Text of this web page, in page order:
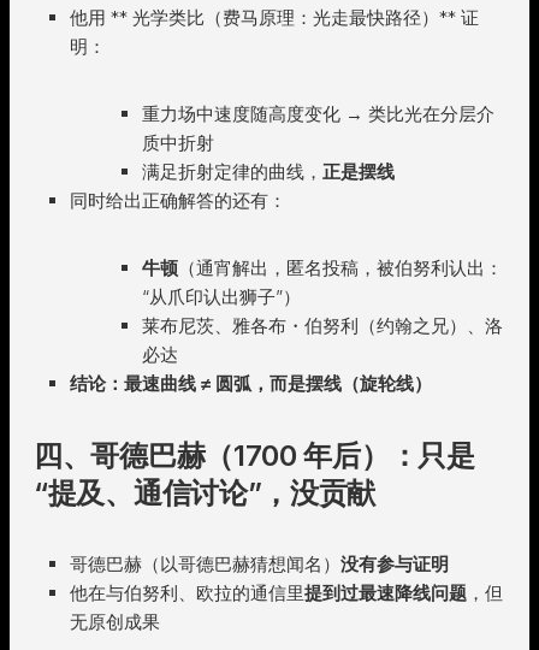
他用 ** 光学类比（费马原理：光走最快路径）** 证
明：
重力场中速度随高度变化 → 类比光在分层介
质中折射
满足折射定律的曲线， 正是摆线
同时给出正确解答的还有：
牛顿 （通宵解出，匿名投稿，被伯努利认出：
“从爪印认出狮子”）
莱布尼茨、雅各布・伯努利（约翰之兄）、洛
必达
结论：最速曲线 ≠ 圆弧，而是摆线（旋轮线）
四、哥德巴赫（1700 年后）：只是
“提及、通信讨论”，没贡献
哥德巴赫（以哥德巴赫猜想闻名） 没有参与证明
他在与伯努利、欧拉的通信里提到过最速降线问题 ，但
无原创成果